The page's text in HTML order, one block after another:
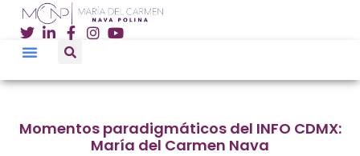
Momentos paradigmáticos del INFO CDMX:
María del Carmen Nava